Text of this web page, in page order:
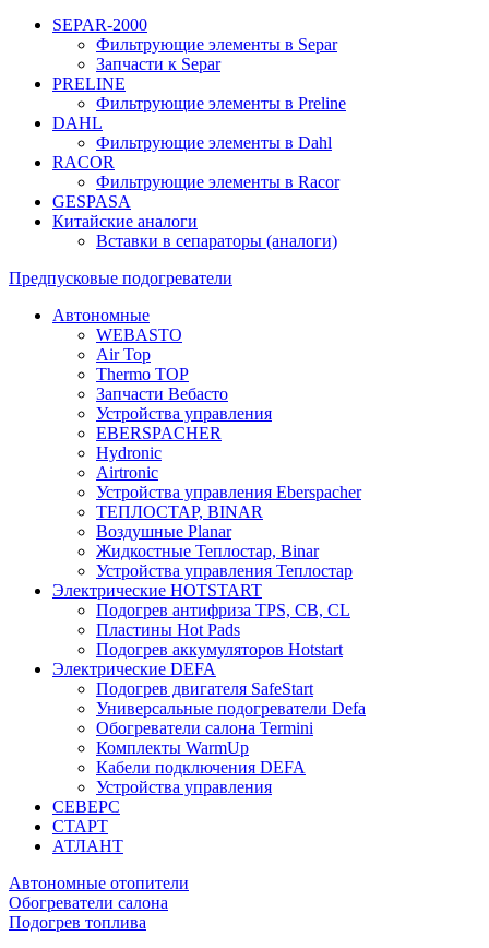
SEPAR-2000
Фильтрующие элементы в Separ
Запчасти к Separ
PRELINE
Фильтрующие элементы в Preline
DAHL
Фильтрующие элементы в Dahl
RACOR
Фильтрующие элементы в Racor
GESPASA
Китайские аналоги
Вставки в сепараторы (аналоги)
Предпусковые подогреватели
Автономные
WEBASTO
Air Top
Thermo TOP
Запчасти Вебасто
Устройства управления
EBERSPACHER
Hydronic
Airtronic
Устройства управления Eberspacher
ТЕПЛОСТАР, BINAR
Воздушные Planar
Жидкостные Теплостар, Binar
Устройства управления Теплостар
Электрические HOTSTART
Подогрев антифриза TPS, CB, CL
Пластины Hot Pads
Подогрев аккумуляторов Hotstart
Электрические DEFA
Подогрев двигателя SafeStart
Универсальные подогреватели Defa
Обогреватели салона Termini
Комплекты WarmUp
Кабели подключения DEFA
Устройства управления
СЕВЕРС
СТАРТ
АТЛАНТ
Автономные отопители
Обогреватели салона
Подогрев топлива